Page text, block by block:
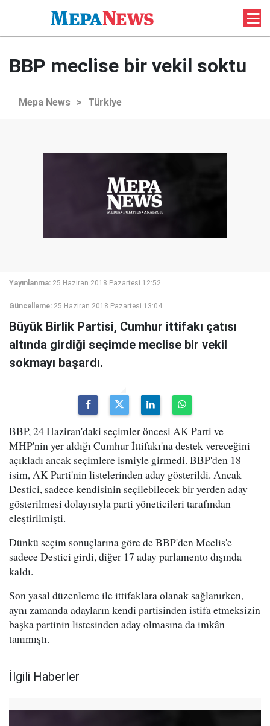
BBP meclise bir vekil soktu
Mepa News > Türkiye
Yayınlanma: 25 Haziran 2018 Pazartesi 12:52
Güncelleme: 25 Haziran 2018 Pazartesi 13:04
Büyük Birlik Partisi, Cumhur ittifakı çatısı
altında girdiği seçimde meclise bir vekil
sokmayı başardı.
BBP, 24 Haziran'daki seçimler öncesi AK Parti ve
MHP'nin yer aldığı Cumhur İttifakı'na destek vereceğini
açıkladı ancak seçimlere ismiyle girmedi. BBP'den 18
isim, AK Parti'nin listelerinden aday gösterildi. Ancak
Destici, sadece kendisinin seçilebilecek bir yerden aday
gösterilmesi dolayısıyla parti yöneticileri tarafından
eleştirilmişti.
Dünkü seçim sonuçlarına göre de BBP'den Meclis'e
sadece Destici girdi, diğer 17 aday parlamento dışında
kaldı.
Son yasal düzenleme ile ittifaklara olanak sağlanırken,
aynı zamanda adayların kendi partisinden istifa etmeksizin
başka partinin listesinden aday olmasına da imkân
tanımıştı.
İlgili Haberler